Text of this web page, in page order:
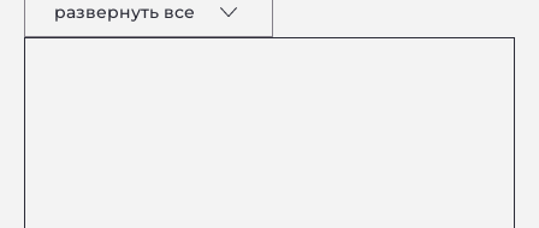
развернуть все